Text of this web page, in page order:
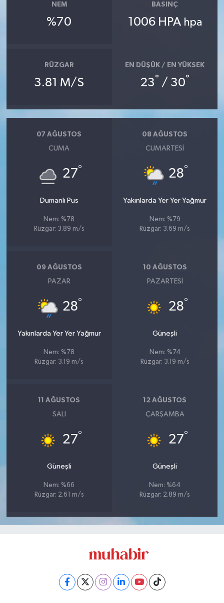
NEM
%70
BASINÇ
1006 HPA hpa
RÜZGAR
3.81 M/S
EN DÜŞÜK / EN YÜKSEK
23° / 30°
07 AĞUSTOS
CUMA
27°
Dumanlı Pus
Nem: %78
Rüzgar: 3.89 m/s
08 AĞUSTOS
CUMARTESI
28°
Yakınlarda Yer Yer Yağmur
Nem: %79
Rüzgar: 3.69 m/s
09 AĞUSTOS
PAZAR
28°
Yakınlarda Yer Yer Yağmur
Nem: %78
Rüzgar: 3.19 m/s
10 AĞUSTOS
PAZARTESI
28°
Güneşli
Nem: %74
Rüzgar: 3.19 m/s
11 AĞUSTOS
SALI
27°
Güneşli
Nem: %66
Rüzgar: 2.61 m/s
12 AĞUSTOS
ÇARŞAMBA
27°
Güneşli
Nem: %64
Rüzgar: 2.89 m/s